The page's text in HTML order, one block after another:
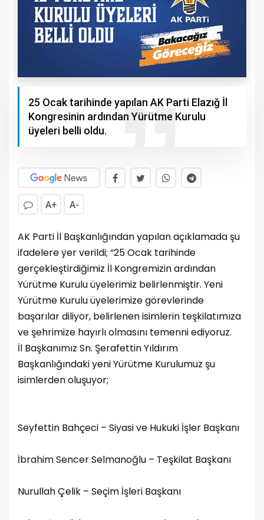
25 Ocak tarihinde yapılan AK Parti Elazığ İl
Kongresinin ardından Yürütme Kurulu
üyeleri belli oldu.
A+ A-
AK Parti İl Başkanlığından yapılan açıklamada şu
ifadelere yer verildi; “25 Ocak tarihinde
gerçekleştirdiğimiz İl Kongremizin ardından
Yürütme Kurulu üyelerimiz belirlenmiştir. Yeni
Yürütme Kurulu üyelerimize görevlerinde
başarılar diliyor, belirlenen isimlerin teşkilatımıza
ve şehrimize hayırlı olmasını temenni ediyoruz.
İl Başkanımız Sn. Şerafettin Yıldırım
Başkanlığındaki yeni Yürütme Kurulumuz şu
isimlerden oluşuyor;
Seyfettin Bahçeci – Siyasi ve Hukuki İşler Başkanı
İbrahim Sencer Selmanoğlu – Teşkilat Başkanı
Nurullah Çelik – Seçim İşleri Başkanı